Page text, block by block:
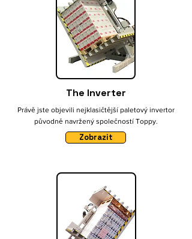
The Inverter
Právě jste objevili nejklasičtější paletový invertor
původně navržený společností Toppy.
Zobrazit